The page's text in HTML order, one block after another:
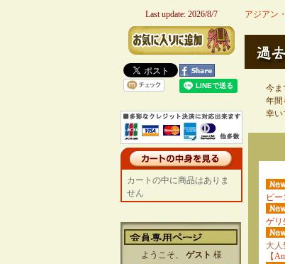
アジアン
今ま
年間
幸い
ピ
ゲリ
大人
【
Last update: 2026/8/7
カートの中に商品はありま
せん
ようこそ、 ゲスト 様